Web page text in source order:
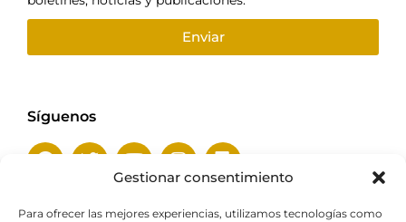
Gestionar consentimiento
Para ofrecer las mejores experiencias, utilizamos tecnologías como
Enviar
Síguenos